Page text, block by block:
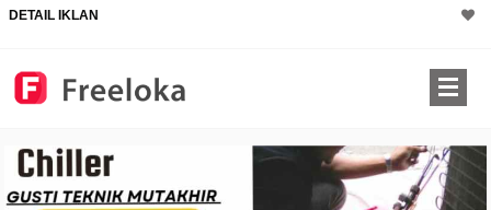
DETAIL IKLAN